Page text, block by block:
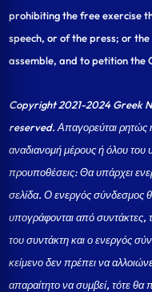
prohibiting the free exercise
speech, or of the press; or
assemble, and to petition the
Copyright 2021-2024 Greek
reserved. Απαγορεύται
αναδιανομή μέρους ή όλου του
προυποθέσεις: Θα υπάρχει
σελίδα.Ο ενεργός σύνδεσμος
υπογράφονται από συντάκτες,
του συντάκτη και ο ενεργός
κείμενο δεν πρέπει να
απαραίτητο να συμβεί, τότε θα